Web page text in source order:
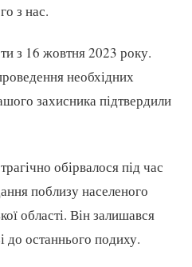
з нас.
з 16 жовтня 2023 року.
необхідних
захисника підтвердили
обірвалося під час
поблизу населеного
області. Він залишався
до останнього подиху.